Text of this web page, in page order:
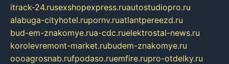
itrack-24.rusexshopexpress.ruautostudiopro.ru
alabuga-cityhotel.rupornv.ruatlantpereezd.ru
bud-em-znakomye.rua-cdc.ruelektrostal-news.ru
korolevremont-market.rubudem-znakomye.ru
oooagrosnab.rufpodaso.ruemfire.rupro-otdelky.ru